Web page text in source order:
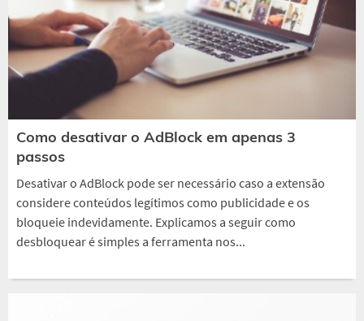
Como desativar o AdBlock em apenas 3
passos
Desativar o AdBlock pode ser necessário caso a extensão
considere conteúdos legítimos como publicidade e os
bloqueie indevidamente. Explicamos a seguir como
desbloquear é simples a ferramenta nos...